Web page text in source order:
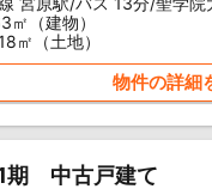
㎡（建物）
㎡（土地）
物件の詳細
期 中古戸建て